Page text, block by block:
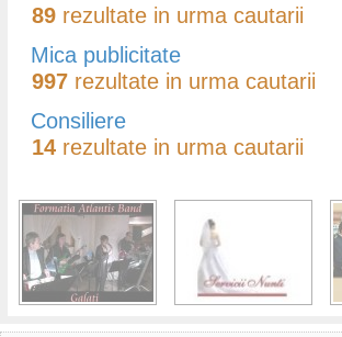
89 rezultate in urma cautarii
Mica publicitate
997 rezultate in urma cautarii
Consiliere
14 rezultate in urma cautarii